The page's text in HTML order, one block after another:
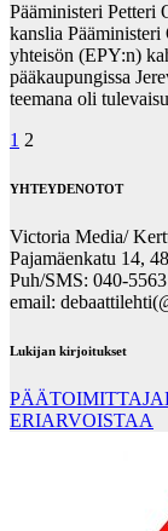
Pääministeri Petteri
kanslia
yhteisön (EPY:n)
pääkaupungissa
teemana oli
Posts
pagination
1 2
YHTEYDENOTOT
Victoria Media/
Pajamäenkatu 14,
Puh/SMS: 040-
email:
Lukijan kirjoitukset
ERIARVOISTAA